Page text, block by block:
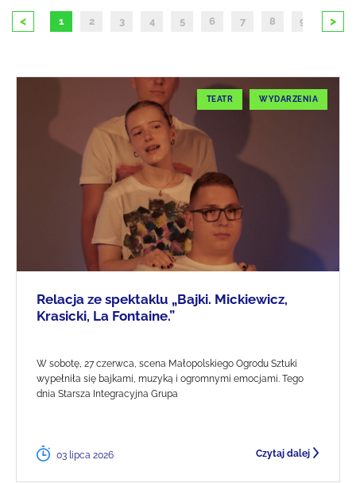
< 1 2 3 4 5 6 7 8 9 10
>
TEATR WYDARZENIA
Relacja ze spektaklu „Bajki. Mickiewicz,
Krasicki, La Fontaine.”
W sobotę, 27 czerwca, scena Małopolskiego Ogrodu Sztuki
wypełniła się bajkami, muzyką i ogromnymi emocjami. Tego
dnia Starsza Integracyjna Grupa
03 lipca 2026 Czytaj dalej